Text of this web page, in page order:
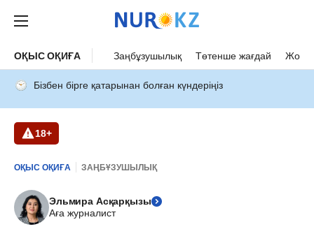
ОҚЫС ОҚИҒА Заңбұзушылық Төтенше жағдай Жол
Бізбен бірге қатарынан болған күндеріңіз
18+
ОҚЫС ОҚИҒА ЗАҢБҰЗУШЫЛЫҚ
Эльмира Асқарқызы
Аға журналист